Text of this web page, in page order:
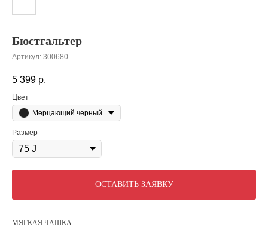
Бюстгальтер
Артикул: 300680
5 399 р.
Цвет
Мерцающий черный
Размер
ОСТАВИТЬ ЗАЯВКУ
МЯГКАЯ ЧАШКА